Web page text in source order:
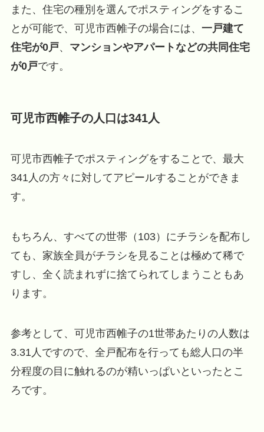
また、住宅の種別を選んでポスティングをするこ
とが可能で、可児市西帷子の場合には、 一戸建て
住宅が0戸、 マンションやアパートなどの共同住宅
が0戸です。
可児市西帷子の人口は341人
可児市西帷子でポスティングをすることで、最大
341人の方々に対してアピールすることができま
す。
もちろん、すべての世帯（103）にチラシを配布し
ても、家族全員がチラシを見ることは極めて稀で
すし、全く読まれずに捨てられてしまうこともあ
ります。
参考として、可児市西帷子の1世帯あたりの人数は
3.31人ですので、全戸配布を行っても総人口の半
分程度の目に触れるのが精いっぱいといったとこ
ろです。